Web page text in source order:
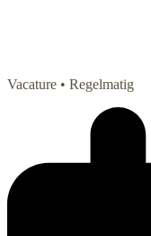
Vacature • Regelmatig